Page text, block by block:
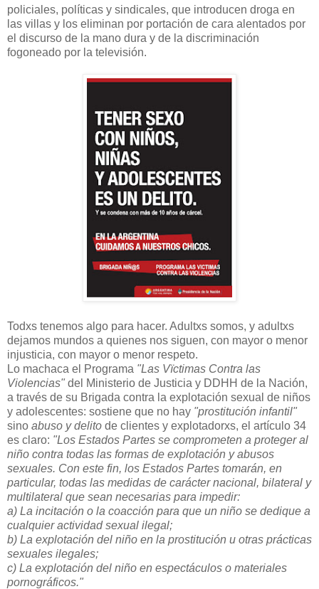
policiales, políticas y sindicales, que introducen droga en
las villas y los eliminan por portación de cara alentados por
el discurso de la mano dura y de la discriminación
fogoneado por la televisión.
Todxs tenemos algo para hacer. Adultxs somos, y adultxs
dejamos mundos a quienes nos siguen, con mayor o menor
injusticia, con mayor o menor respeto.
Lo machaca el Programa "Las Vïctimas Contra las
Violencias" del Ministerio de Justicia y DDHH de la Nación,
a través de su Brigada contra la explotación sexual de niños
y adolescentes: sostiene que no hay "prostitución infantil"
sino abuso y delito de clientes y explotadorxs, el artículo 34
es claro: "Los Estados Partes se comprometen a proteger al
niño contra todas las formas de explotación y abusos
sexuales. Con este fin, los Estados Partes tomarán, en
particular, todas las medidas de carácter nacional, bilateral y
multilateral que sean necesarias para impedir:
a) La incitación o la coacción para que un niño se dedique a
cualquier actividad sexual ilegal;
b) La explotación del niño en la prostitución u otras prácticas
sexuales ilegales;
c) La explotación del niño en espectáculos o materiales
pornográficos."